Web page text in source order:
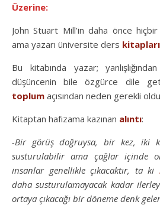
Üzerine:
John Stuart Mill’in daha önce hiçbir
ama yazarı üniversite ders
Bu kitabında yazar;
düşüncenin bile özgürce dile
toplum açısından neden gerekli
Kitaptan hafızama kazınan alıntı:
-Bir görüş doğruysa, bir kez, iki
susturulabilir ama çağlar içinde
insanlar genellikle çıkacaktır, ta ki
daha susturulamayacak kadar
ortaya çıkacağı bir döneme denk